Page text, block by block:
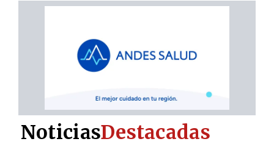
NoticiasDestacadas